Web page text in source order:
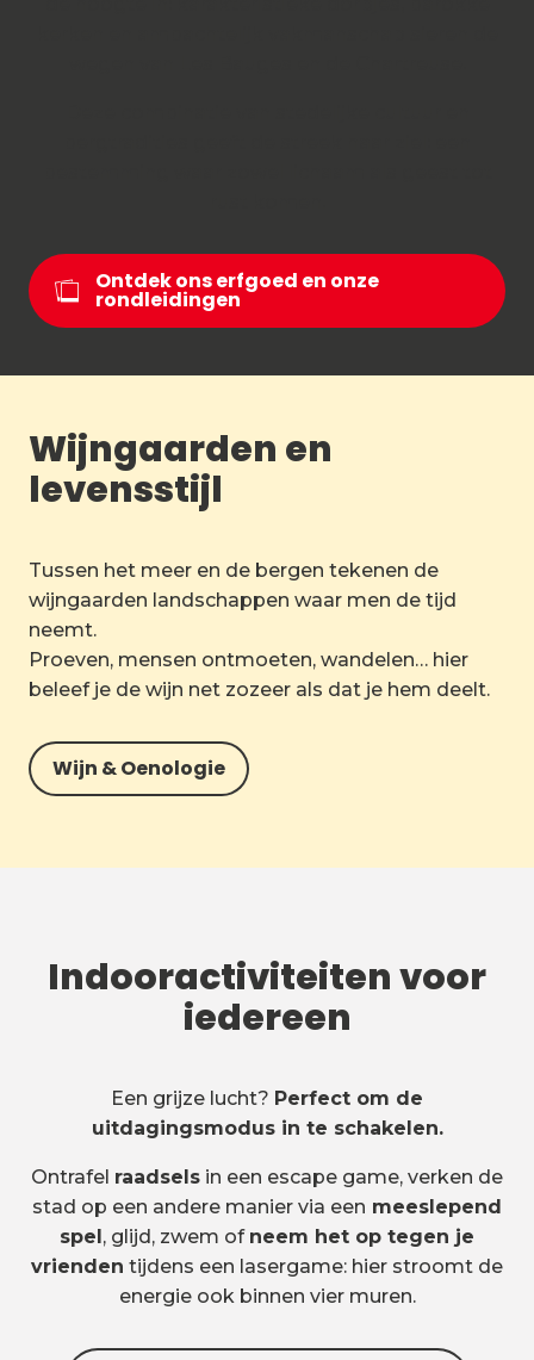
Ontdek ons erfgoed en onze
rondleidingen
Wijngaarden en
levensstijl
Tussen het meer en de bergen tekenen de
wijngaarden landschappen waar men de tijd
neemt.
Proeven, mensen ontmoeten, wandelen… hier
beleef je de wijn net zozeer als dat je hem deelt.
Wijn & Oenologie
Indooractiviteiten voor
iedereen
Een grijze lucht? Perfect om de
uitdagingsmodus in te schakelen.
Ontrafel raadsels in een escape game, verken de
stad op een andere manier via een meeslepend
spel, glijd, zwem of neem het op tegen je
vrienden tijdens een lasergame: hier stroomt de
energie ook binnen vier muren.